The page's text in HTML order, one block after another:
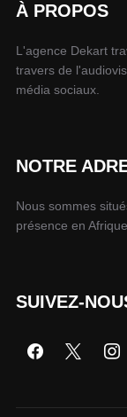
À PROPOS
L'agence Dekart
travers de
média sociaux.
NOTRE
Nous sommes
présence en
SUIVEZ-